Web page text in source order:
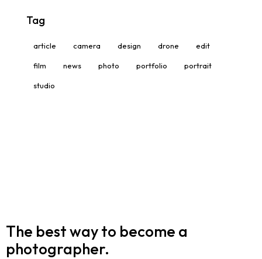
Tag
article camera design drone edit
film news photo portfolio portrait
studio
The best way to become a
photographer.